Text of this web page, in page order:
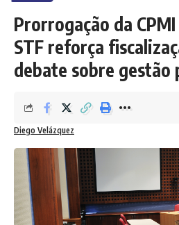
Prorrogação da
STF reforça
debate sobre gestão
Diego Velázquez